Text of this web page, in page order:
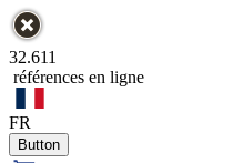
32.611
références en ligne
FR